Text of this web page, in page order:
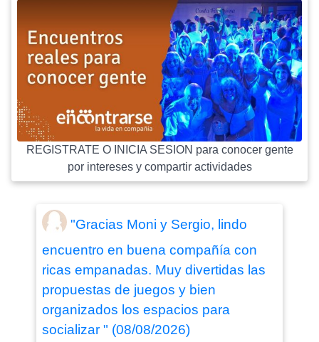
REGISTRATE O INICIA SESION para conocer gente
por intereses y compartir actividades
"Gracias Moni y Sergio, lindo
encuentro en buena compañía con
ricas empanadas. Muy divertidas las
propuestas de juegos y bien
organizados los espacios para
socializar " (08/08/2026)